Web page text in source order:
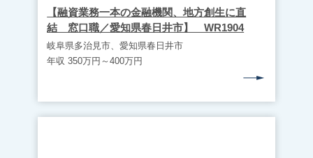
【融資業務一本の金融機関、地方創生に直
結 窓口職／愛知県春日井市】 WR1904
岐阜県多治見市、愛知県春日井市
年収 350万円～400万円